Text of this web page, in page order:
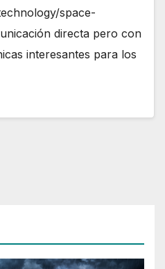
space-
directa pero con
interesantes para los